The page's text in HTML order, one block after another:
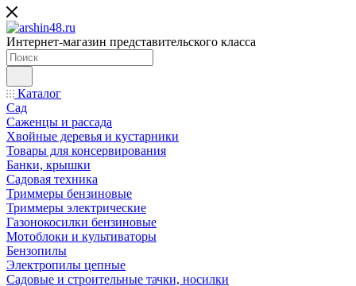
Интернет-магазин представительского класса
Каталог
Сад
Саженцы и рассада
Хвойные деревья и кустарники
Товары для консервирования
Банки, крышки
Садовая техника
Триммеры бензиновые
Триммеры электрические
Газонокосилки бензиновые
Мотоблоки и культиваторы
Бензопилы
Электропилы цепные
Садовые и строительные тачки, носилки